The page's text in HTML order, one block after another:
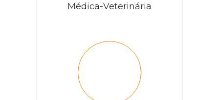
Médica-Veterinária